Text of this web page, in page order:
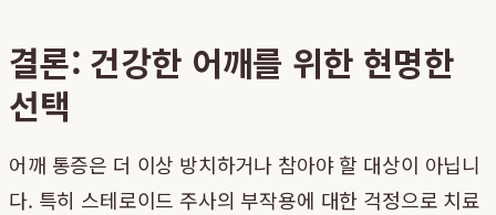
결론: 건강한 어깨를 위한 현명한
선택
어깨 통증은 더 이상 방치하거나 참아야 할 대상이 아닙니
다. 특히 스테로이드 주사의 부작용에 대한 걱정으로 치료